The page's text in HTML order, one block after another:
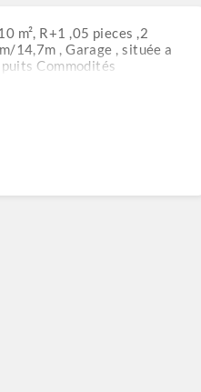
m², R+1 ,05 pieces ,2
14,7m , Garage , située a
Commodités